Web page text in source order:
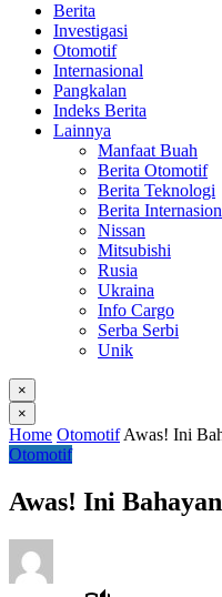
Berita
Investigasi
Otomotif
Internasional
Pangkalan
Indeks Berita
Lainnya
Manfaat Buah
Berita Otomotif
Berita Teknologi
Berita
Nissan
Mitsubishi
Rusia
Ukraina
Info Cargo
Serba Serbi
Unik
×
×
Home Otomotif Awas! Ini
Otomotif
Awas! Ini